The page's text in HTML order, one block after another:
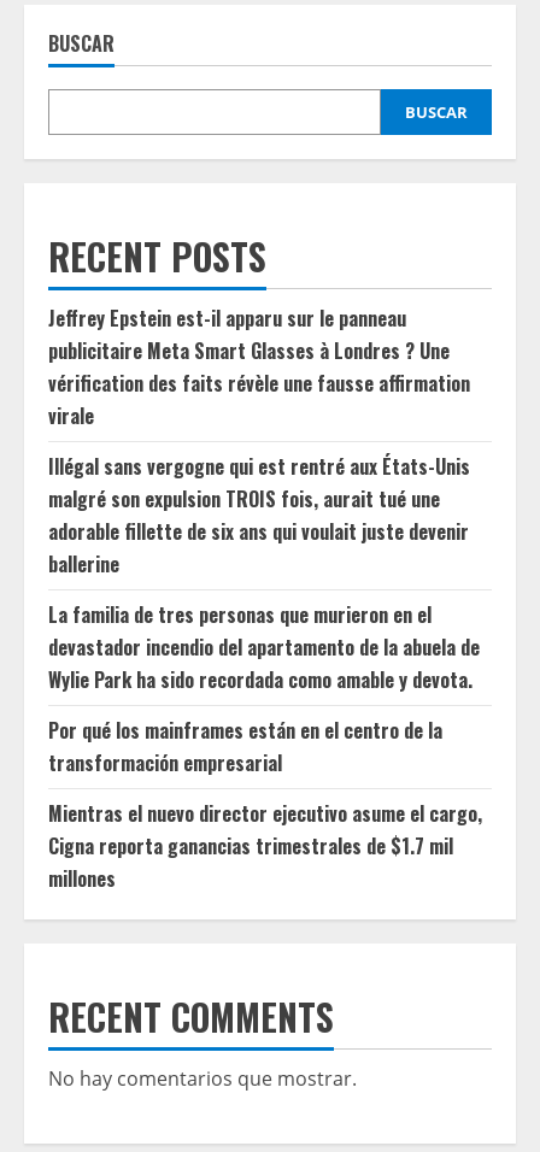
BUSCAR
BUSCAR
RECENT POSTS
Jeffrey Epstein est-il apparu sur le panneau
publicitaire Meta Smart Glasses à Londres ? Une
vérification des faits révèle une fausse affirmation
virale
Illégal sans vergogne qui est rentré aux États-Unis
malgré son expulsion TROIS fois, aurait tué une
adorable fillette de six ans qui voulait juste devenir
ballerine
La familia de tres personas que murieron en el
devastador incendio del apartamento de la abuela de
Wylie Park ha sido recordada como amable y devota.
Por qué los mainframes están en el centro de la
transformación empresarial
Mientras el nuevo director ejecutivo asume el cargo,
Cigna reporta ganancias trimestrales de $1.7 mil
millones
RECENT COMMENTS
No hay comentarios que mostrar.